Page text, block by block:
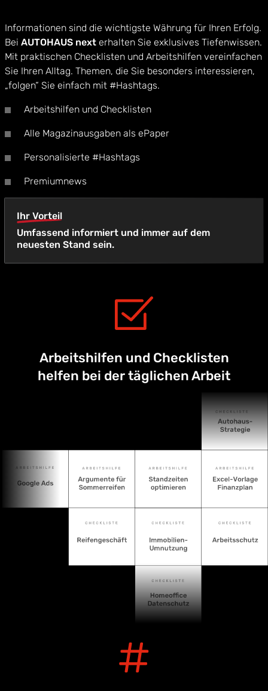
Informationen sind die wichtigste Währung für Ihren Erfolg.
Bei AUTOHAUS next erhalten Sie exklusives Tiefenwissen.
Mit praktischen Checklisten und Arbeitshilfen vereinfachen
Sie Ihren Alltag. Themen, die Sie besonders interessieren,
„folgen“ Sie einfach mit #Hashtags.
Arbeitshilfen und Checklisten
Alle Magazinausgaben als ePaper
Personalisierte #Hashtags
Premiumnews
Ihr Vorteil
Umfassend informiert und immer auf dem
neuesten Stand sein.
Arbeitshilfen und Checklisten
helfen bei der täglichen Arbeit